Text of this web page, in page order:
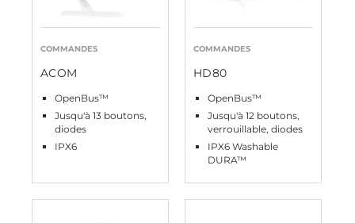
COMMANDES
ACOM
OpenBus™
Jusqu'à 13 boutons,
diodes
IPX6
COMMANDES
HD80
OpenBus™
Jusqu'à 12 boutons,
verrouillable, diodes
IPX6 Washable
DURA™